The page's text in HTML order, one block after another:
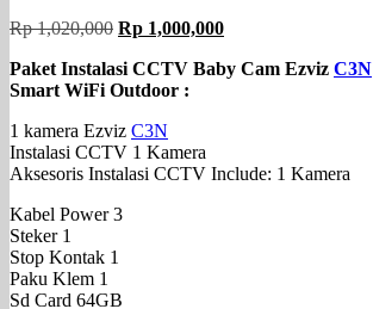
Rp1,020,000 Harga
adalah:
Rp 1,020,000.
Rp 1,000,000Harga
ini
Paket Instalasi CCTV Baby Cam Ezviz C3N
Smart WiFi Outdoor :
1 kamera Ezviz C3N
Instalasi CCTV 1 Kamera
Aksesoris Instalasi CCTV Include: 1 Kamera
Kabel Power 3
Steker 1
Stop Kontak 1
Paku Klem 1
Sd Card 64GB